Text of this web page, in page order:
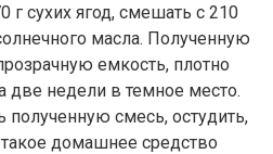
г сухих ягод, смешать с 210
масла. Полученную
емкость, плотно
две недели в темное место.
полученную смесь, остудить,
домашнее средство